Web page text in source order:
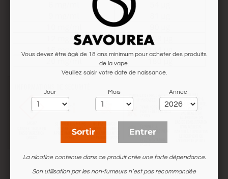
Vous devez être âgé de 18 ans minimum pour acheter des produits
de la vape.
Veuillez saisir votre date de naissance.
Jour Mois Année
Sortir Entrer
La nicotine contenue dans ce produit crée une forte dépendance.
Son utilisation par les non-fumeurs n’est pas recommandée